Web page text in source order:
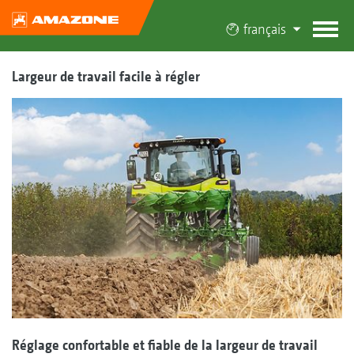
français
Largeur de travail facile à régler
Réglage confortable et fiable de la largeur de travail